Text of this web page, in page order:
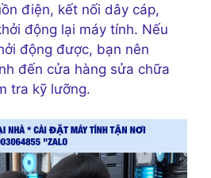
điện, kết nối dây cáp,
động lại máy tính. Nếu
động được, bạn nên
đến cửa hàng sửa chữa
tra kỹ lưỡng.